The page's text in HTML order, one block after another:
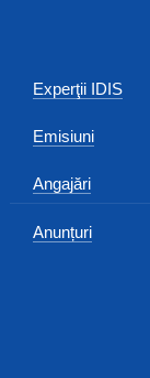
Experţii IDIS
Emisiuni
Angajări
Anunțuri